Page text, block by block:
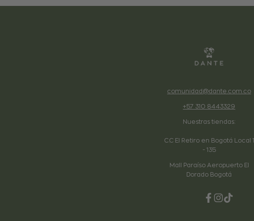
comunidad@dante.com.co
+57 310 8443329
Nuestras tiendas:
C.C El Retiro en Bogotá Local 1
- 135
Mall Paraíso Aeropuerto El
Dorado Bogotá
Facebook
Instagram
TikTok